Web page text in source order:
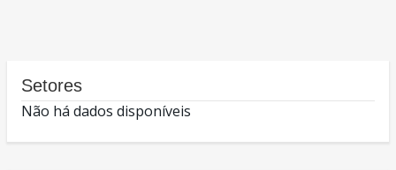
Setores
Não há dados disponíveis